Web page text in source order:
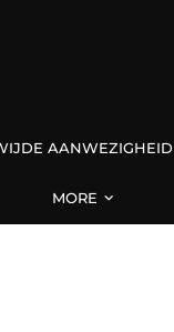
AANWEZIGHEID
MORE